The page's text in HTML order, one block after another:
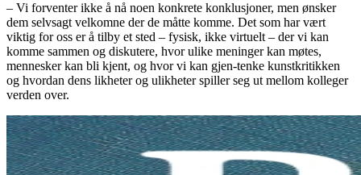
– Vi forventer ikke å nå noen konkrete konklusjoner, men ønsker
dem selvsagt velkomne der de måtte komme. Det som har vært
viktig for oss er å tilby et sted – fysisk, ikke virtuelt – der vi kan
komme sammen og diskutere, hvor ulike meninger kan møtes,
mennesker kan bli kjent, og hvor vi kan gjen-tenke kunstkritikken
og hvordan dens likheter og ulikheter spiller seg ut mellom kolleger
verden over.